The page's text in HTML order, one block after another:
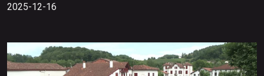
2025-12-16